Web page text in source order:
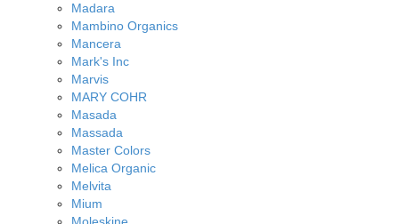
Madara
Mambino Organics
Mancera
Mark's Inc
Marvis
MARY COHR
Masada
Massada
Master Colors
Melica Organic
Melvita
Mium